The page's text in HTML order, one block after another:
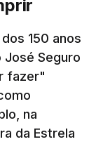
150 anos
José Seguro
fazer"
na
da Estrela